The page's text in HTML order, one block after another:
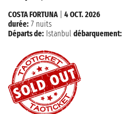
COSTA FORTUNA| 4 OCT. 2026
durée: 7 nuits
Départs de: Istanbul débarquement: